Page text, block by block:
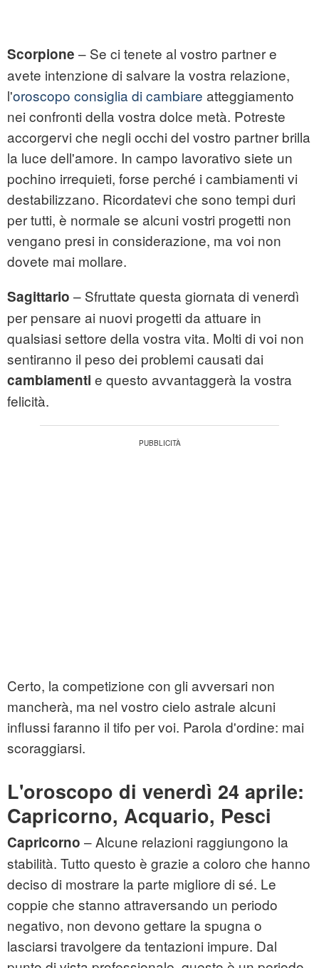
Scorpione – Se ci tenete al vostro partner e
avete intenzione di salvare la vostra relazione,
l'oroscopo consiglia di cambiare atteggiamento
nei confronti della vostra dolce metà. Potreste
accorgervi che negli occhi del vostro partner brilla
la luce dell'amore. In campo lavorativo siete un
pochino irrequieti, forse perché i cambiamenti vi
destabilizzano. Ricordatevi che sono tempi duri
per tutti, è normale se alcuni vostri progetti non
vengano presi in considerazione, ma voi non
dovete mai mollare.
Sagittario – Sfruttate questa giornata di venerdì
per pensare ai nuovi progetti da attuare in
qualsiasi settore della vostra vita. Molti di voi non
sentiranno il peso dei problemi causati dai
cambiamenti e questo avvantaggerà la vostra
felicità.
Certo, la competizione con gli avversari non
mancherà, ma nel vostro cielo astrale alcuni
influssi faranno il tifo per voi. Parola d'ordine: mai
scoraggiarsi.
L'oroscopo di venerdì 24 aprile:
Capricorno, Acquario, Pesci
Capricorno – Alcune relazioni raggiungono la
stabilità. Tutto questo è grazie a coloro che hanno
deciso di mostrare la parte migliore di sé. Le
coppie che stanno attraversando un periodo
negativo, non devono gettare la spugna o
lasciarsi travolgere da tentazioni impure. Dal